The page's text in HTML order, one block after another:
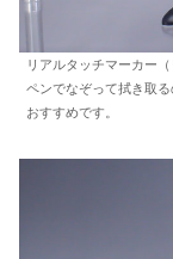
リアルタッチマーカー
ペンでなぞって拭き取
おすすめです。